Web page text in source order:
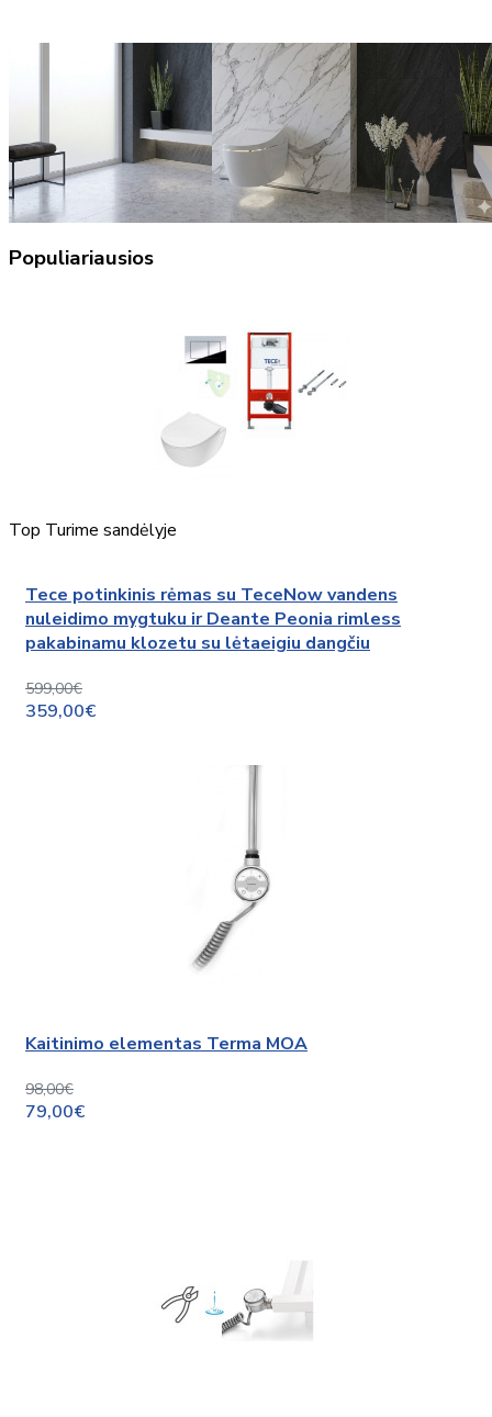
Populiariausios
Top Turime sandėlyje
Tece potinkinis rėmas su TeceNow vandens
nuleidimo mygtuku ir Deante Peonia rimless
pakabinamu klozetu su lėtaeigiu dangčiu
599,00€
359,00€
Kaitinimo elementas Terma MOA
98,00€
79,00€